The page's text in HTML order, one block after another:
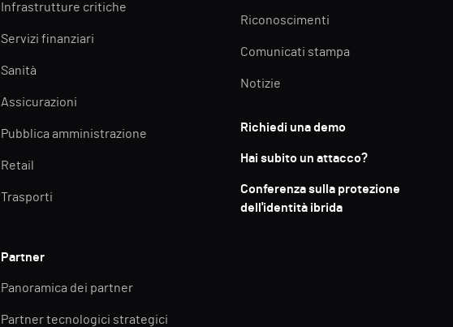
Infrastrutture critiche
Servizi finanziari
Sanità
Assicurazioni
Pubblica amministrazione
Retail
Trasporti
Partner
Panoramica dei partner
Partner tecnologici strategici
Riconoscimenti
Comunicati stampa
Notizie
Richiedi una demo
Hai subito un attacco?
Conferenza sulla protezione
dell'identità ibrida